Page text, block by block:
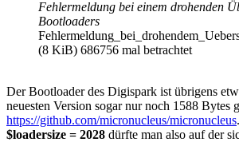
Fehlermeldung bei einem drohenden
Bootloaders
(8 KiB) 686756 mal betrachtet
Der Bootloader des Digispark ist übrigens
neuesten Version sogar nur noch 1588 Bytes
https://github.com/micronucleus/micronucleus
$loadersize = 2028 dürfte man also auf der